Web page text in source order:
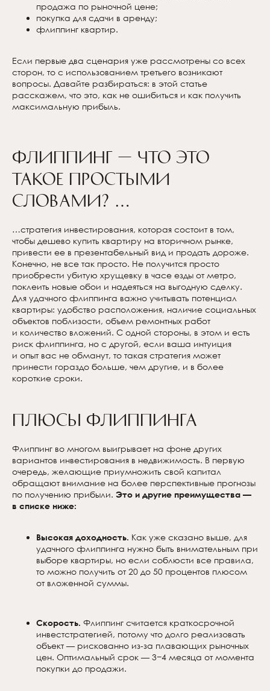
продажа по рыночной цене;
покупка для сдачи в аренду;
флиппинг квартир.
Если первые два сценария уже рассмотрены со всех
сторон, то с использованием третьего возникают
вопросы. Давайте разбираться: в этой статье
расскажем, что это, как не ошибиться и как получить
максимальную прибыль.
Флиппинг — что это
такое простыми
словами? …
…стратегия инвестирования, которая состоит в том,
чтобы дешево купить квартиру на вторичном рынке,
привести ее в презентабельный вид и продать дороже.
Конечно, не все так просто. Не получится просто
приобрести убитую хрущевку в часе езды от метро,
поклеить новые обои и надеяться на выгодную сделку.
Для удачного флиппинга важно учитывать потенциал
квартиры: удобство расположения, наличие социальных
объектов поблизости, объем ремонтных работ
и количество вложений. С одной стороны, в этом и есть
риск флиппинга, но с другой, если ваша интуиция
и опыт вас не обманут, то такая стратегия может
принести гораздо больше, чем другие, и в более
короткие сроки.
Плюсы флиппинга
Флиппинг во многом выигрывает на фоне других
вариантов инвестирования в недвижимость. В первую
очередь, желающие приумножить свой капитал
обращают внимание на более перспективные прогнозы
по получению прибыли. Это и другие преимущества —
в списке ниже:
Высокая доходность. Как уже сказано выше, для
удачного флиппинга нужно быть внимательным при
выборе квартиры, но если соблюсти все правила,
то можно получить от 20 до 50 процентов плюсом
от вложенной суммы.
Скорость. Флиппинг считается краткосрочной
инвестстратегией, потому что долго реализовать
объект — рискованно из-за плавающих рыночных
цен. Оптимальный срок — 3−4 месяца от момента
покупки до продажи.